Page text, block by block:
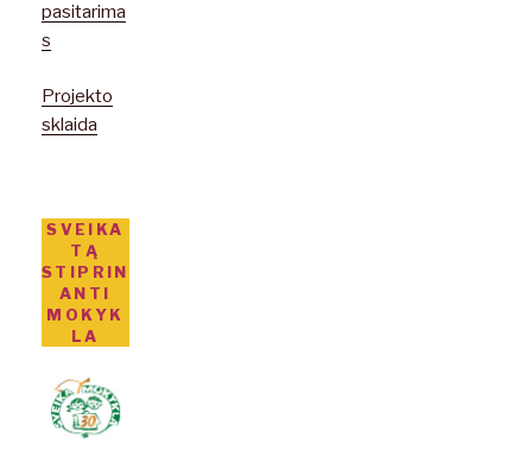
pasitarima
s
Projekto
sklaida
SVEIKA
TĄ
STIPRIN
ANTI
MOKYK
LA